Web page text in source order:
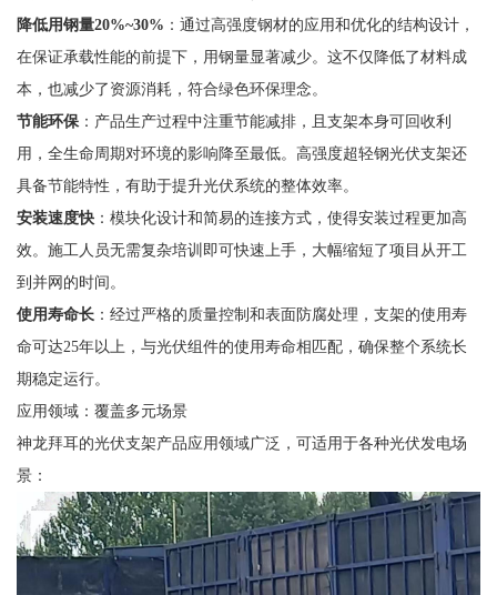
降低用钢量20%~30% ：通过高强度钢材的应用和优化的结构设计，
在保证承载性能的前提下，用钢量显著减少。这不仅降低了材料成
本，也减少了资源消耗，符合绿色环保理念。
节能环保：产品生产过程中注重节能减排，且支架本身可回收利
用，全生命周期对环境的影响降至最低。高强度超轻钢光伏支架还
具备节能特性，有助于提升光伏系统的整体效率。
安装速度快：模块化设计和简易的连接方式，使得安装过程更加高
效。施工人员无需复杂培训即可快速上手，大幅缩短了项目从开工
到并网的时间。
使用寿命长：经过严格的质量控制和表面防腐处理，支架的使用寿
命可达25年以上，与光伏组件的使用寿命相匹配，确保整个系统长
期稳定运行。
应用领域：覆盖多元场景
神龙拜耳的光伏支架产品应用领域广泛，可适用于各种光伏发电场
景：